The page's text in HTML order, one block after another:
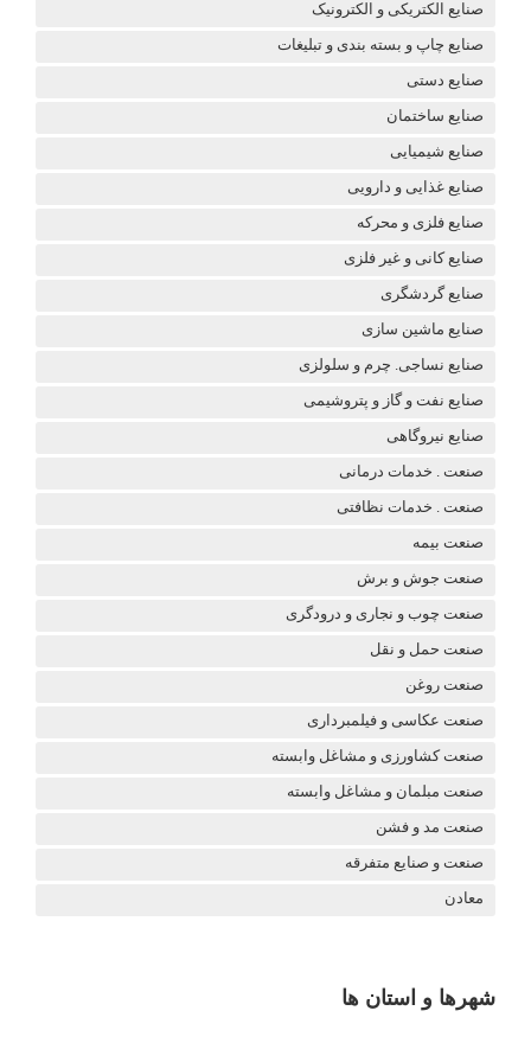
صنایع الکتریکی و الکترونیک
صنایع چاپ و بسته بندی و تبلیغات
صنایع دستی
صنایع ساختمان
صنایع شیمیایی
صنایع غذایی و دارویی
صنایع فلزی و محرکه
صنایع کانی و غیر فلزی
صنایع گردشگری
صنایع ماشین سازی
صنایع نساجی. چرم و سلولزی
صنایع نفت و گاز و پتروشیمی
صنایع نیروگاهی
صنعت . خدمات درمانی
صنعت . خدمات نظافتی
صنعت بیمه
صنعت جوش و برش
صنعت چوب و نجاری و درودگری
صنعت حمل و نقل
صنعت روغن
صنعت عکاسی و فیلمبرداری
صنعت کشاورزی و مشاغل وابسته
صنعت مبلمان و مشاغل وابسته
صنعت مد و فشن
صنعت و صنایع متفرقه
معادن
شهرها و استان ها